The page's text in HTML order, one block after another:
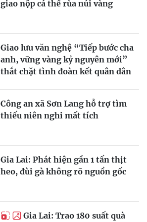
giao nộp cá thể rùa núi vàng
Giao lưu văn nghệ “Tiếp bước cha
anh, vững vàng kỷ nguyên mới”
thắt chặt tình đoàn kết quân dân
Công an xã Sơn Lang hỗ trợ tìm
thiếu niên nghi mất tích
Gia Lai: Phát hiện gần 1 tấn thịt
heo, đùi gà không rõ nguồn gốc
Gia Lai: Trao 180 suất quà